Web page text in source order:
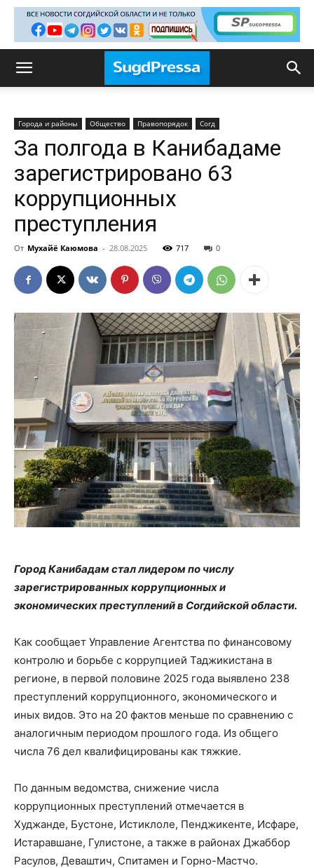
Города и районы Общество Правопорядок Согд
За полгода в Канибадаме
зарегистрировано 63
коррупционных
преступления
От Мухайё Каюмова - 28.08.2025 717 0
Город Канибадам стал лидером по числу
зарегистрированных коррупционных и
экономических преступлений в Согдийской области.
Как сообщает Управление Агентства по финансовому
контролю и борьбе с коррупцией Таджикистана в
регионе, в первой половине 2025 года выявлено 238
преступлений коррупционного, экономического и
иных видов. Это на 20 фактов меньше по сравнению с
аналогичным периодом прошлого года. Из общего
числа 76 дел квалифицированы как тяжкие.
По данным ведомства, снижение числа
коррупционных преступлений отмечается в
Худжанде, Бустоне, Истиклоле, Пенджикенте, Исфаре,
Истаравшане, Гулистоне, а также в районах Джаббор
Расулов, Деваштич, Спитамен и Горно-Мастчо.